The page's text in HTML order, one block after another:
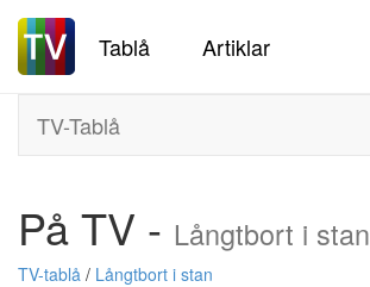
Tablå Artiklar
TV-Tablå
På TV - Långtbort i stan
TV-tablå / Långtbort i stan